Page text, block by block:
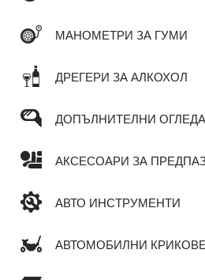
МАНОМЕТРИ ЗА ГУМИ
ДРЕГЕРИ ЗА АЛКОХОЛ
ДОПЪЛНИТЕЛНИ
АКСЕСОАРИ ЗА
АВТО ИНСТРУМЕНТИ
АВТОМОБИЛНИ КРИКОВЕ